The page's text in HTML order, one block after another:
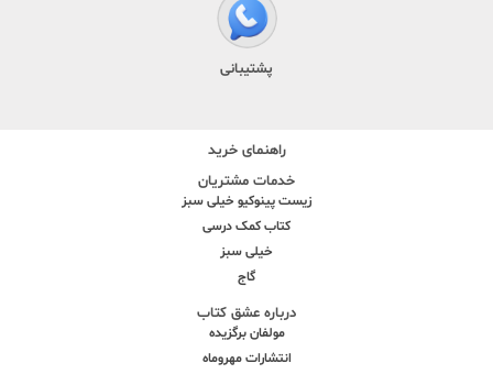
پشتیبانی
راهنمای خرید
خدمات مشتریان
زیست پینوکیو خیلی سبز
کتاب کمک درسی
خیلی سبز
گاج
درباره عشق کتاب
مولفان برگزیده
انتشارات مهروماه